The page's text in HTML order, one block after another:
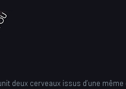
deux cerveaux issus d’une